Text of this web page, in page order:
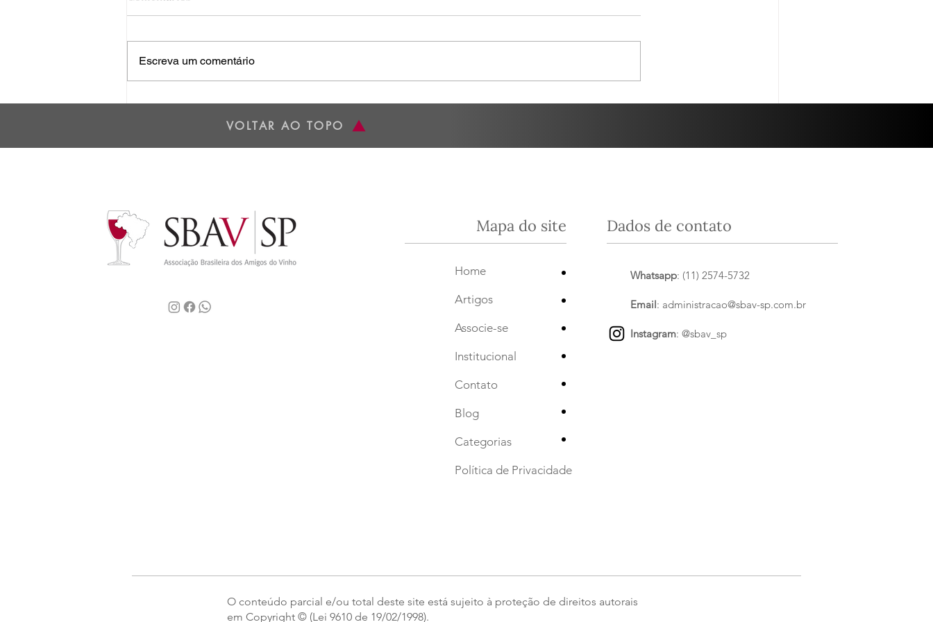
Os dois lados da Cordilheira
dos Andes - 01/07/25
Mondego - 16/06
O nosso encontro de ontem,
com a Joana...
Espanha - 10/06/25
A nossa degustação do dia 10 de
da Espanha”....
Escreva um comentário
VOLTAR AO TOPO
Mapa do site
Home
Artigos
Associe-se
Institucional
Contato
Blog
Categorias
Política de Privacidade
•
•
•
•
•
•
•
Dados de contato
Whatsapp: (11) 2574-5732
Email: administracao@sbav-sp.com.br
Instagram: @sbav_sp
O conteúdo parcial e/ou total deste site está sujeito à proteção de direitos autorais
em Copyright © (Lei 9610 de 19/02/1998).